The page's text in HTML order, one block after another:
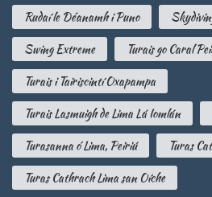
Rudaí le Déanamh i Puno
Swing Extreme
Turais go Caral
Turais i Tairiscintí Oxapampa
Turais Lasmuigh de Lima Lá Iomlán
Turasanna ó Lima, Peiriú
Turas
Turas Cathrach Lima san Oíche